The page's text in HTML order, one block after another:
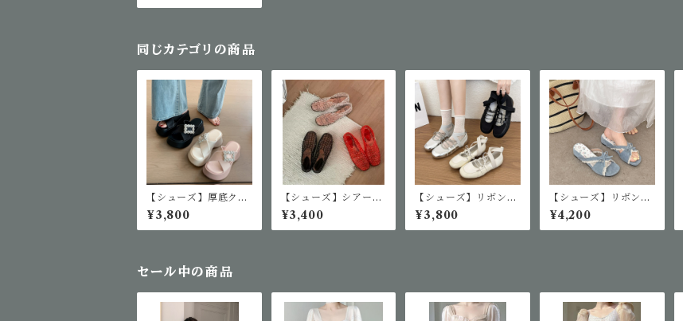
同じカテゴリの商品
【シューズ】厚底クロ
スビジューサンダル
¥3,800
【シューズ】シアーメ
ッシュフラットジェリ
ーシューズ
¥3,400
【シューズ】リボンデ
ザインパンプス
¥3,800
【シューズ】リボンレ
ースデザインサンダル
¥4,200
セール中の商品